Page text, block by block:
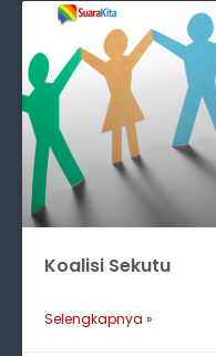
Koalisi Sekutu
Selengkapnya »